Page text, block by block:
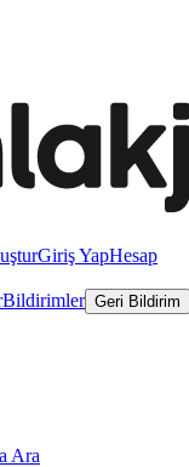
Giriş YapHesap
Bildirimler Geri Bildirim
Ara